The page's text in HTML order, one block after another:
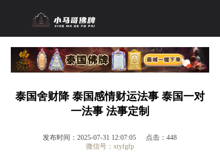
泰国舍财降 泰国感情财运法事 泰国一对
一法事 法事定制
发布时间：2025-07-31 12:07:05
点击：448
微信号：xtyfgfp